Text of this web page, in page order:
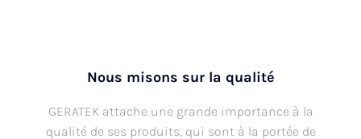
Nous misons sur la qualité
GERATEK attache une grande importance à la
qualité de ses produits, qui sont à la portée de